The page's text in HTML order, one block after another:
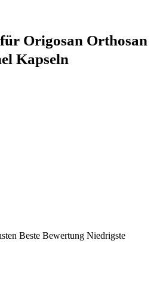
Origosan Orthosan
Kapseln
Beste Bewertung Niedrigste